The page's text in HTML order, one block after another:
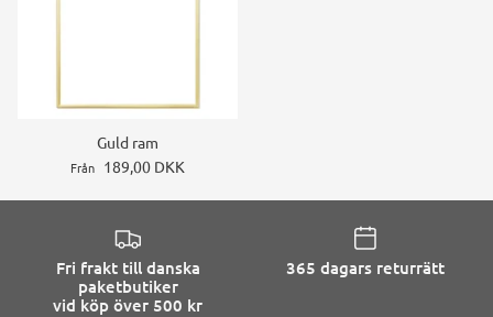
Guld ram
Från 189,00 DKK
Fri frakt till danska
paketbutiker
vid köp över 500 kr
365 dagars returrätt